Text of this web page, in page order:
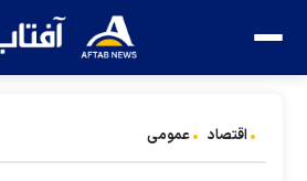
اقتصاد عمومی